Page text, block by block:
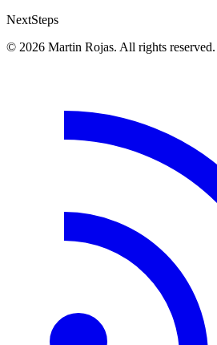
NextSteps
© 2026 Martin Rojas. All rights reserved.